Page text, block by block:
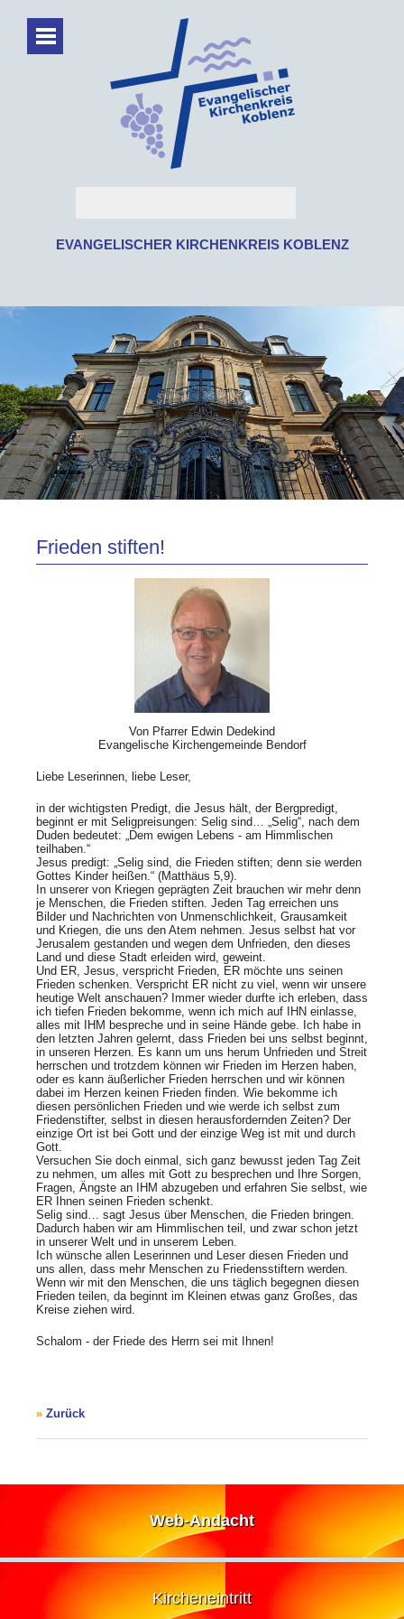
EVANGELISCHER KIRCHENKREIS KOBLENZ
Frieden stiften!
Von Pfarrer Edwin Dedekind
Evangelische Kirchengemeinde Bendorf
Liebe Leserinnen, liebe Leser,
in der wichtigsten Predigt, die Jesus hält, der Bergpredigt,
beginnt er mit Seligpreisungen: Selig sind… „Selig“, nach dem
Duden bedeutet: „Dem ewigen Lebens - am Himmlischen
teilhaben.“
Jesus predigt: „Selig sind, die Frieden stiften; denn sie werden
Gottes Kinder heißen.“ (Matthäus 5,9).
In unserer von Kriegen geprägten Zeit brauchen wir mehr denn
je Menschen, die Frieden stiften. Jeden Tag erreichen uns
Bilder und Nachrichten von Unmenschlichkeit, Grausamkeit
und Kriegen, die uns den Atem nehmen. Jesus selbst hat vor
Jerusalem gestanden und wegen dem Unfrieden, den dieses
Land und diese Stadt erleiden wird, geweint.
Und ER, Jesus, verspricht Frieden, ER möchte uns seinen
Frieden schenken. Verspricht ER nicht zu viel, wenn wir unsere
heutige Welt anschauen? Immer wieder durfte ich erleben, dass
ich tiefen Frieden bekomme, wenn ich mich auf IHN einlasse,
alles mit IHM bespreche und in seine Hände gebe. Ich habe in
den letzten Jahren gelernt, dass Frieden bei uns selbst beginnt,
in unseren Herzen. Es kann um uns herum Unfrieden und Streit
herrschen und trotzdem können wir Frieden im Herzen haben,
oder es kann äußerlicher Frieden herrschen und wir können
dabei im Herzen keinen Frieden finden. Wie bekomme ich
diesen persönlichen Frieden und wie werde ich selbst zum
Friedenstifter, selbst in diesen herausfordernden Zeiten? Der
einzige Ort ist bei Gott und der einzige Weg ist mit und durch
Gott.
Versuchen Sie doch einmal, sich ganz bewusst jeden Tag Zeit
zu nehmen, um alles mit Gott zu besprechen und Ihre Sorgen,
Fragen, Ängste an IHM abzugeben und erfahren Sie selbst, wie
ER Ihnen seinen Frieden schenkt.
Selig sind… sagt Jesus über Menschen, die Frieden bringen.
Dadurch haben wir am Himmlischen teil, und zwar schon jetzt
in unserer Welt und in unserem Leben.
Ich wünsche allen Leserinnen und Leser diesen Frieden und
uns allen, dass mehr Menschen zu Friedensstiftern werden.
Wenn wir mit den Menschen, die uns täglich begegnen diesen
Frieden teilen, da beginnt im Kleinen etwas ganz Großes, das
Kreise ziehen wird.
Schalom - der Friede des Herrn sei mit Ihnen!
Zurück
Web-Andacht
Kircheneintritt